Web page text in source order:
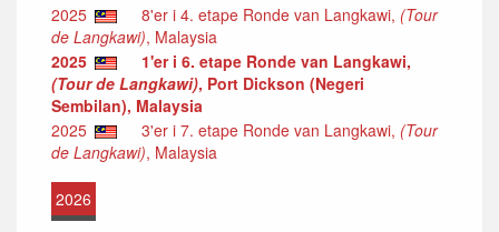
2025
8'er i 4. etape Ronde van Langkawi, (Tour
de Langkawi), Malaysia
2025
1'er i 6. etape Ronde van Langkawi,
(Tour de Langkawi), Port Dickson (Negeri
Sembilan), Malaysia
2025
3'er i 7. etape Ronde van Langkawi, (Tour
de Langkawi), Malaysia
2026